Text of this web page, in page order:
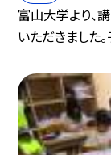
富山大学より、
いただきました